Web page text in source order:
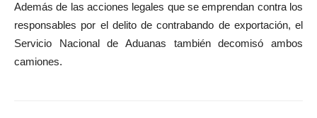
Además de las acciones legales que se emprendan contra los
responsables por el delito de contrabando de exportación, el
Servicio Nacional de Aduanas también decomisó ambos
camiones.